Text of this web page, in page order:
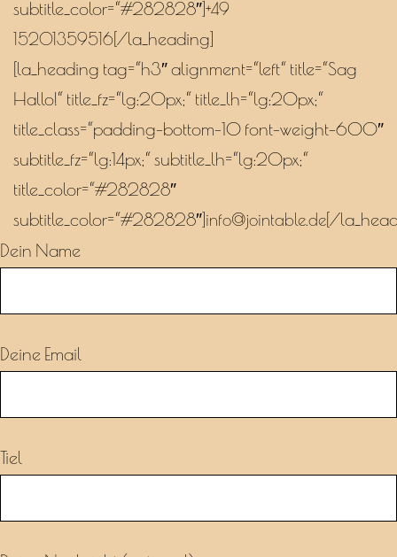
subtitle_color=“#282828″] +49
15201359516 [/la_heading]
[la_heading tag=“h3″ alignment=“left“ title=“Sag
Hallo!“ title_fz=“lg:20px;“ title_lh=“lg:20px;“
title_class=“padding-bottom-10 font-weight-600″
subtitle_fz=“lg:14px;“ subtitle_lh=“lg:20px;“
title_color=“#282828″
subtitle_color=“#282828″] info@jointable.de [/
Dein Name
Deine Email
Tiel